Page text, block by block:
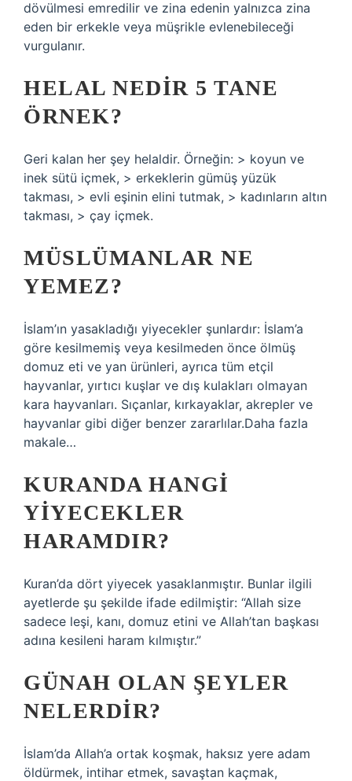
dövülmesi emredilir ve zina edenin yalnızca zina
eden bir erkekle veya müşrikle evlenebileceği
vurgulanır.
HELAL NEDIR 5 TANE
ÖRNEK?
Geri kalan her şey helaldir. Örneğin: > koyun ve
inek sütü içmek, > erkeklerin gümüş yüzük
takması, > evli eşinin elini tutmak, > kadınların altın
takması, > çay içmek.
MÜSLÜMANLAR NE
YEMEZ?
İslam’ın yasakladığı yiyecekler şunlardır: İslam’a
göre kesilmemiş veya kesilmeden önce ölmüş
domuz eti ve yan ürünleri, ayrıca tüm etçil
hayvanlar, yırtıcı kuşlar ve dış kulakları olmayan
kara hayvanları. Sıçanlar, kırkayaklar, akrepler ve
hayvanlar gibi diğer benzer zararlılar.Daha fazla
makale…
KURANDA HANGI
YIYECEKLER
HARAMDIR?
Kuran’da dört yiyecek yasaklanmıştır. Bunlar ilgili
ayetlerde şu şekilde ifade edilmiştir: “Allah size
sadece leşi, kanı, domuz etini ve Allah’tan başkası
adına kesileni haram kılmıştır.”
GÜNAH OLAN ŞEYLER
NELERDIR?
İslam’da Allah’a ortak koşmak, haksız yere adam
öldürmek, intihar etmek, savaştan kaçmak,